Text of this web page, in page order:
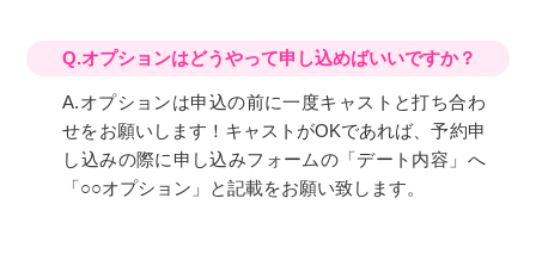
Q.オプションはどうやって申し込めばいいですか？
A.オプションは申込の前に一度キャストと打ち合わ
せをお願いします！キャストがOKであれば、予約申
し込みの際に申し込みフォームの「デート内容」へ
「○○オプション」と記載をお願い致します。